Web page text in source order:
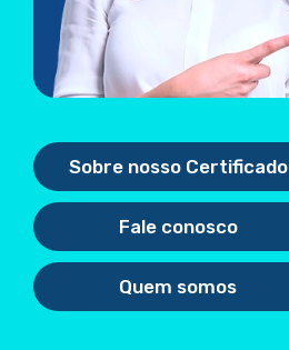
Sobre nosso Certificado
Fale conosco
Quem somos